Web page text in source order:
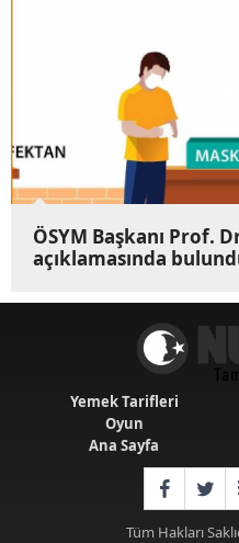
ÖSYM Başkanı Prof.
açıklamasında
Yemek Tarifleri
Oyun
Ana Sayfa
Tüm Hakları